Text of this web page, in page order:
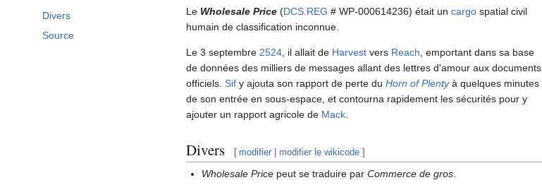
Divers
Source
Le Wholesale Price (DCS.REG # WP-000614236) était un cargo spatial civil
humain de classification inconnue.
Le 3 septembre 2524 , il allait de Harvest vers Reach , emportant dans sa base
de données des milliers de messages allant des lettres d'amour aux documents
officiels. Sif y ajouta son rapport de perte du Horn of Plentyà quelques minutes
de son entrée en sous-espace, et contourna rapidement les sécurités pour y
ajouter un rapport agricole de Mack
Divers [ modifier |modifier le wikicode ]
Wholesale Price peut se traduire parCommerce de gros.